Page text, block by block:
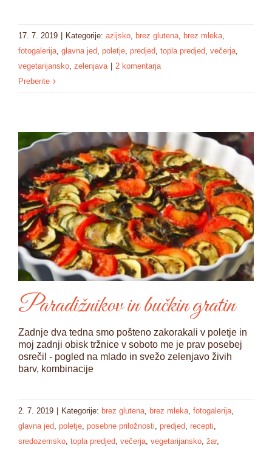
17. 7. 2019 Kategorije: azijsko, brez glutena, brez mleka,
fotogalerija, glavna jed, poletje, predjed, topla predjed, večerja,
vegetarijansko, zelenjava
2 komentarja
Preberite
Paradižnikov in bučkin gratin
Zadnje dva tedna smo pošteno zakorakali v poletje in
moj zadnji obisk tržnice v soboto me je prav posebej
osrečil - pogled na mlado in svežo zelenjavo živih
barv, kombinacije
2. 7. 2019 Kategorije: brez glutena brez mleka fotogalerija
glavna jed poletje posebne priložnosti predjed recepti
sredozemsko topla predjed večerja vegetarijansko žar,